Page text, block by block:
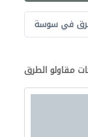
في سوسة